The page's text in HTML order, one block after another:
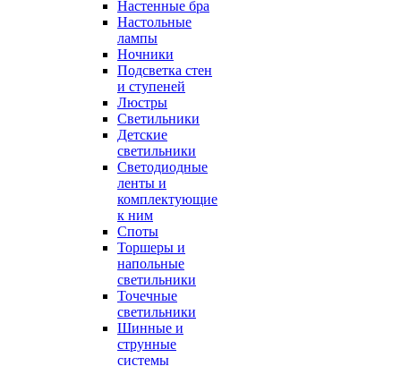
Настенные бра
Настольные
лампы
Ночники
Подсветка стен
и ступеней
Люстры
Светильники
Детские
светильники
Светодиодные
ленты и
комплектующие
к ним
Споты
Торшеры и
напольные
светильники
Точечные
светильники
Шинные и
струнные
системы